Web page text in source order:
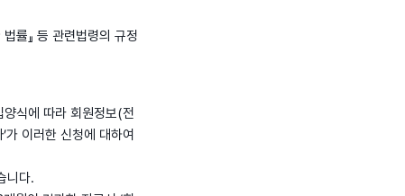
률』 등 관련법령의 규정
양식에 따라 회원정보(전
이러한 신청에 대하여
니다.